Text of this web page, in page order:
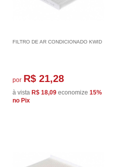
FILTRO DE AR CONDICIONADO KWID
por R$ 21,28
à vista R$ 18,09 economize 15%
no Pix